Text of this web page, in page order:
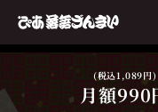
月額990
(税込1,089円)